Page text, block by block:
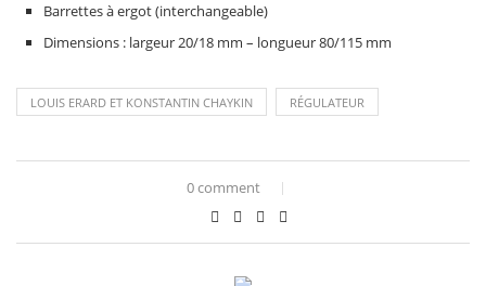
Barrettes à ergot (interchangeable)
Dimensions : largeur 20/18 mm – longueur 80/115 mm
LOUIS ERARD ET KONSTANTIN CHAYKIN RÉGULATEUR
0 comment